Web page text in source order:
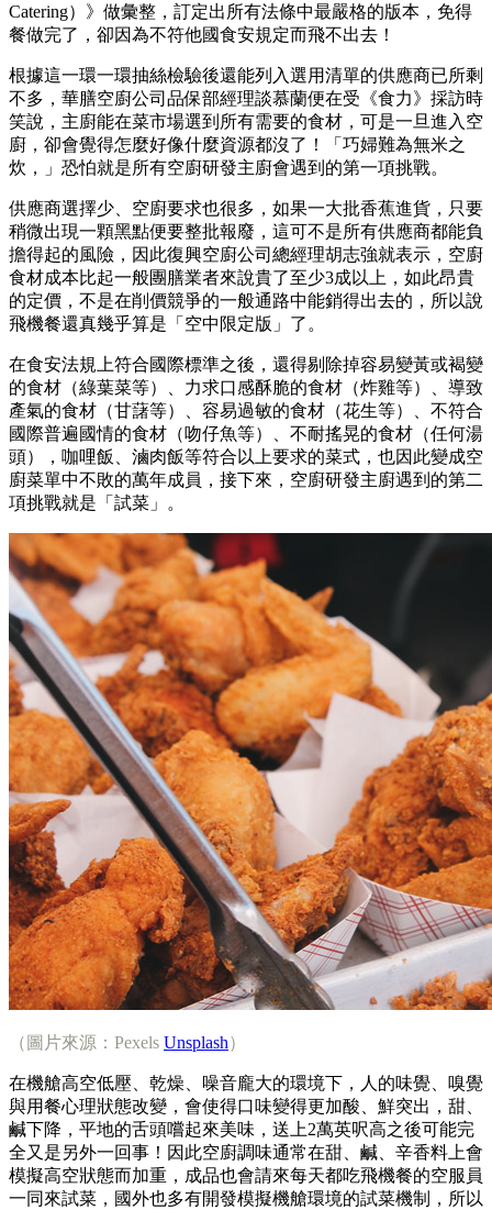
Catering）》做彙整，訂定出所有法條中最嚴格的版本，免得
餐做完了，卻因為不符他國食安規定而飛不出去！
根據這一環一環抽絲檢驗後還能列入選用清單的供應商已所剩
不多，華膳空廚公司品保部經理談慕蘭便在受《食力》採訪時
笑說，主廚能在菜市場選到所有需要的食材，可是一旦進入空
廚，卻會覺得怎麼好像什麼資源都沒了！「巧婦難為無米之
炊，」恐怕就是所有空廚研發主廚會遇到的第一項挑戰。
供應商選擇少、空廚要求也很多，如果一大批香蕉進貨，只要
稍微出現一顆黑點便要整批報廢，這可不是所有供應商都能負
擔得起的風險，因此復興空廚公司總經理胡志強就表示，空廚
食材成本比起一般團膳業者來說貴了至少3成以上，如此昂貴
的定價，不是在削價競爭的一般通路中能銷得出去的，所以說
飛機餐還真幾乎算是「空中限定版」了。
在食安法規上符合國際標準之後，還得剔除掉容易變黃或褐變
的食材（綠葉菜等）、力求口感酥脆的食材（炸雞等）、導致
產氣的食材（甘藷等）、容易過敏的食材（花生等）、不符合
國際普遍國情的食材（吻仔魚等）、不耐搖晃的食材（任何湯
頭），咖哩飯、滷肉飯等符合以上要求的菜式，也因此變成空
廚菜單中不敗的萬年成員，接下來，空廚研發主廚遇到的第二
項挑戰就是「試菜」。
（圖片來源：Pexels Unsplash）
在機艙高空低壓、乾燥、噪音龐大的環境下，人的味覺、嗅覺
與用餐心理狀態改變，會使得口味變得更加酸、鮮突出，甜、
鹹下降，平地的舌頭嚐起來美味，送上2萬英呎高之後可能完
全又是另外一回事！因此空廚調味通常在甜、鹹、辛香料上會
模擬高空狀態而加重，成品也會請來每天都吃飛機餐的空服員
一同來試菜，國外也多有開發模擬機艙環境的試菜機制，所以